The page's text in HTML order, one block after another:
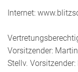
Internet:
Vorsitzender:
Stellv.